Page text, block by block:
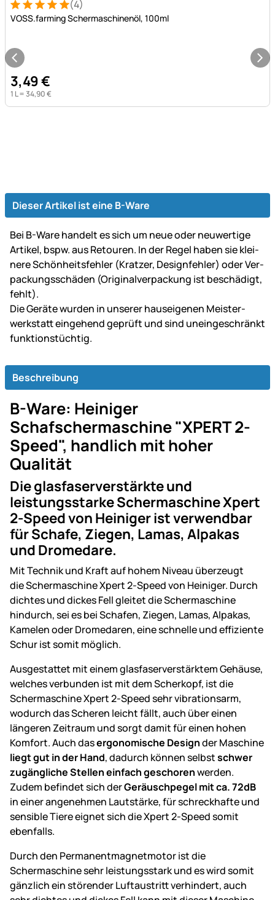
Bewertung: 5 von 5 (4 Bewertungen)
4 Bewertungen
(4)
VOSS.farming Schermaschinenöl, 100ml
3,49€
1 L =34,90€
Dieser Artikel ist eine B-Ware
Bei B-Ware handelt es sich um neue oder neu­wer­tige
Artikel, bspw. aus Retouren. In der Regel haben sie klei­
ne­re Schön­heits­fehler (Kratzer, Design­fehler) oder Ver­
packungs­schäden (Original­ver­packung ist be­schä­digt,
fehlt).
Die Geräte wurden in unserer haus­ei­ge­nen Mei­ster­
werk­statt ein­gehend ge­prüft und sind un­ein­ge­schränkt
funk­tions­tüch­tig.
Beschreibung
B-Ware: Heiniger
Schafschermaschine "XPERT 2-
Speed", handlich mit hoher
Qualität
Die glasfaserverstärkte und
leistungsstarke Schermaschine Xpert
2-Speed von Heiniger ist verwendbar
für Schafe, Ziegen, Lamas, Alpakas
und Dromedare.
Mit Technik und Kraft auf hohem Niveau überzeugt
die Schermaschine Xpert 2-Speed von Heiniger. Durch
dichtes und dickes Fell gleitet die Schermaschine
hindurch, sei es bei Schafen, Ziegen, Lamas, Alpakas,
Kamelen oder Dromedaren, eine schnelle und effiziente
Schur ist somit möglich.
Ausgestattet mit einem glasfaserverstärktem Gehäuse,
welches verbunden ist mit dem Scherkopf, ist die
Schermaschine Xpert 2-Speed sehr vibrationsarm,
wodurch das Scheren leicht fällt, auch über einen
längeren Zeitraum und sorgt damit für einen hohen
Komfort. Auch dasergonomische Designder Maschine
liegt gut in der Hand, dadurch können selbstschwer
zugängliche Stellen einfach geschorenwerden.
Zudem befindet sich derGeräuschpegel mit ca. 72dB
in einer angenehmen Lautstärke, für schreckhafte und
sensible Tiere eignet sich die Xpert 2-Speed somit
ebenfalls.
Durch den Permanentmagnetmotor ist die
Schermaschine sehr leistungsstark und es wird somit
gänzlich ein störender Luftaustritt verhindert, auch